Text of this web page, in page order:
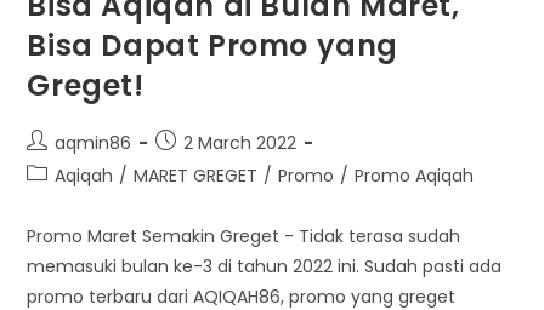
Bisa Dapat Promo yang
Greget!
Post
author:
aqmin86
Post
published:
2 March 2022
PostAqiqah / MARET GREGET / Promo / Promo Aqiqah
Promo Maret Semakin Greget - Tidak terasa sudah
memasuki bulan ke-3 di tahun 2022 ini. Sudah pasti ada
promo terbaru dari AQIQAH86, promo yang greget